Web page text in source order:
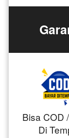
Bisa COD
Di